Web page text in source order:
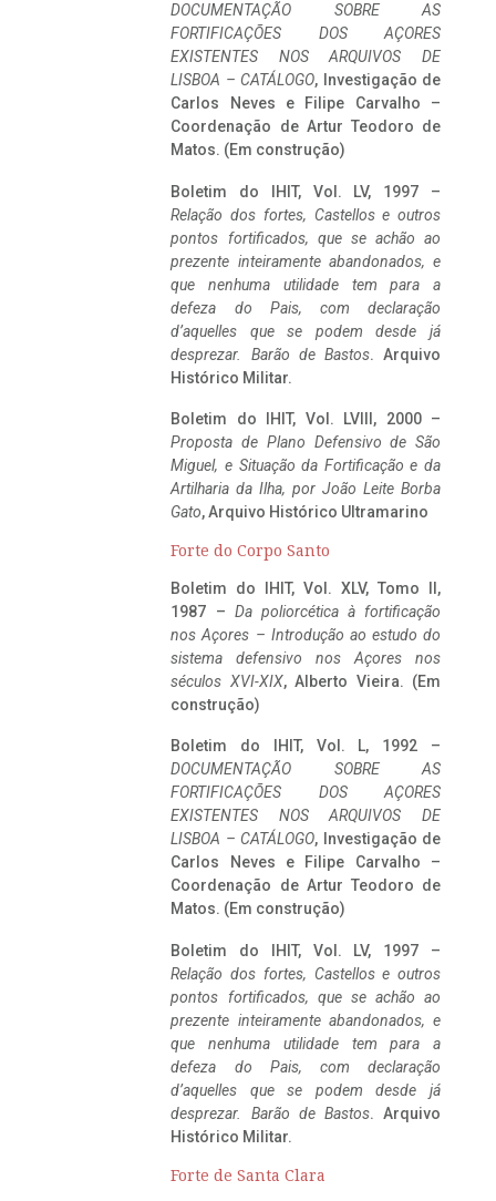
DOCUMENTAÇÃO SOBRE AS
FORTIFICAÇÕES DOS AÇORES
EXISTENTES NOS ARQUIVOS DE
LISBOA – CATÁLOGO, Investigação de
Carlos Neves e Filipe Carvalho –
Coordenação de Artur Teodoro de
Matos. (Em construção)
Boletim do IHIT, Vol. LV, 1997 –
Relação dos fortes, Castellos e outros
pontos fortificados, que se achão ao
prezente inteiramente abandonados, e
que nenhuma utilidade tem para a
defeza do Pais, com declaração
d’aquelles que se podem desde já
desprezar. Barão de Bastos. Arquivo
Histórico Militar.
Boletim do IHIT, Vol. LVIII, 2000 –
Proposta de Plano Defensivo de São
Miguel, e Situação da Fortificação e da
Artilharia da Ilha, por João Leite Borba
Gato, Arquivo Histórico Ultramarino
Forte do Corpo Santo
Boletim do IHIT, Vol. XLV, Tomo II,
1987 – Da poliorcética à fortificação
nos Açores – Introdução ao estudo do
sistema defensivo nos Açores nos
séculos XVI-XIX, Alberto Vieira. (Em
construção)
Boletim do IHIT, Vol. L, 1992 –
DOCUMENTAÇÃO SOBRE AS
FORTIFICAÇÕES DOS AÇORES
EXISTENTES NOS ARQUIVOS DE
LISBOA – CATÁLOGO, Investigação de
Carlos Neves e Filipe Carvalho –
Coordenação de Artur Teodoro de
Matos. (Em construção)
Boletim do IHIT, Vol. LV, 1997 –
Relação dos fortes, Castellos e outros
pontos fortificados, que se achão ao
prezente inteiramente abandonados, e
que nenhuma utilidade tem para a
defeza do Pais, com declaração
d’aquelles que se podem desde já
desprezar. Barão de Bastos. Arquivo
Histórico Militar.
Forte de Santa Clara